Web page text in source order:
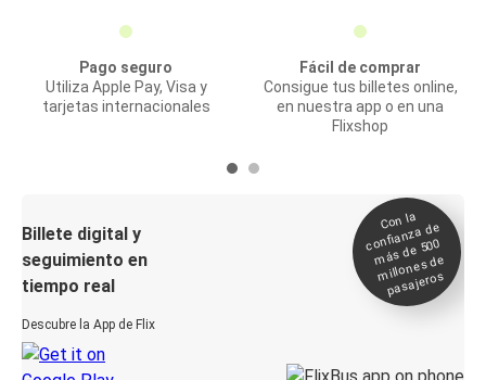
Pago seguro
Utiliza Apple Pay, Visa y
tarjetas internacionales
Fácil de comprar
Consigue tus billetes online,
en nuestra app o en una
Flixshop
Billete digital y
seguimiento en
tiempo real
Descubre la App de Flix
Con la
confianza de
más de 500
millones de
pasajeros